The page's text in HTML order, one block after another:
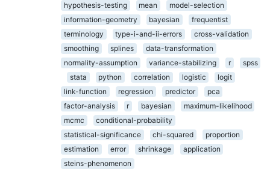
hypothesis-testing
mean
model-selection
information-geometry
bayesian
frequentist
terminology
type-i-and-ii-errors
cross-validation
smoothing
splines
data-transformation
normality-assumption
variance-stabilizing r
spss
stata
python correlation logistic
logit
link-function
regression predictor
pca
factor-analysis
r bayesian
maximum-likelihood
mcmc
conditional-probability
statistical-significance
chi-squared
proportion
estimation
error shrinkage
application
steins-phenomenon